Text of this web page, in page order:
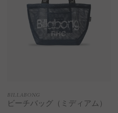
BILLABONG
ビーチバッグ（ミディアム）